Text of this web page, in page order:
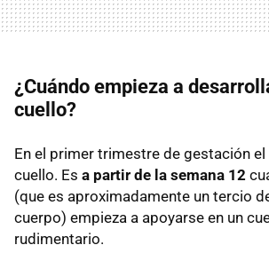
¿Cuándo empieza a
cuello?
En el primer trimestre de gestación
cuello. Es a partir de la semana 12
(que es aproximadamente un tercio
cuerpo) empieza a apoyarse en un
rudimentario.